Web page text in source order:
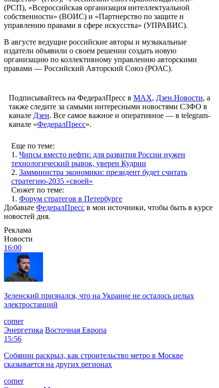
(РСП), «Всероссийская организация интеллектуальной
собственности» (ВОИС) и «Партнерство по защите и
управлению правами в сфере искусства» (УПРАВИС).
В августе ведущие российские авторы и музыкальные
издатели объявили о своем решении создать новую
организацию по коллективному управлению авторскими
правами — Российский Авторский Союз (РОАС).
Подписывайтесь на ФедералПресс в МАХ, Дзен.Новости, а
также следите за самыми интересными новостями СЗФО в
канале Дзен. Все самое важное и оперативное — в telegram-
канале «ФедералПресс».
Еще по теме:
1. Чипсы вместо нефти: для развития России нужен
технологический рывок, уверен Кудрин
2. Замминистра экономики: президент будет считать
стратегию-2035 «своей»
Сюжет по теме:
1. Форум стратегов в Петербурге
Добавьте ФедералПресс в мои источники, чтобы быть в курсе
новостей дня.
Реклама
Новости
16:00
Зеленский признался, что на Украине не осталось целых
электростанций
corner
Энергетика Восточная Европа
15:56
Собянин раскрыл, как строительство метро в Москве
сказывается на других регионах
corner